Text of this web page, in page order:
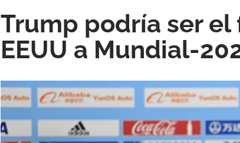
Trump podría ser
EEUU a Mundial-